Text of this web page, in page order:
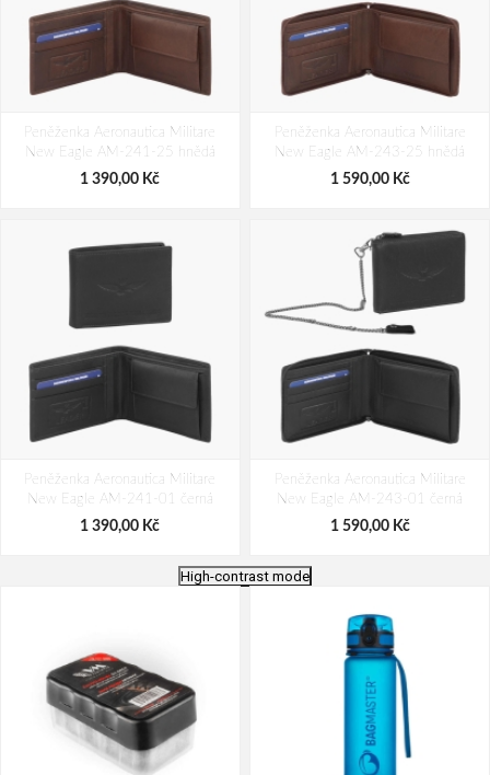
Peněženka Aeronautica Militare
New Eagle AM-241-25 hnědá
1 390,00 Kč
Peněženka Aeronautica Militare
New Eagle AM-243-25 hnědá
1 590,00 Kč
Peněženka Aeronautica Militare
New Eagle AM-241-01 černá
1 390,00 Kč
Peněženka Aeronautica Militare
New Eagle AM-243-01 černá
1 590,00 Kč
High-contrast mode